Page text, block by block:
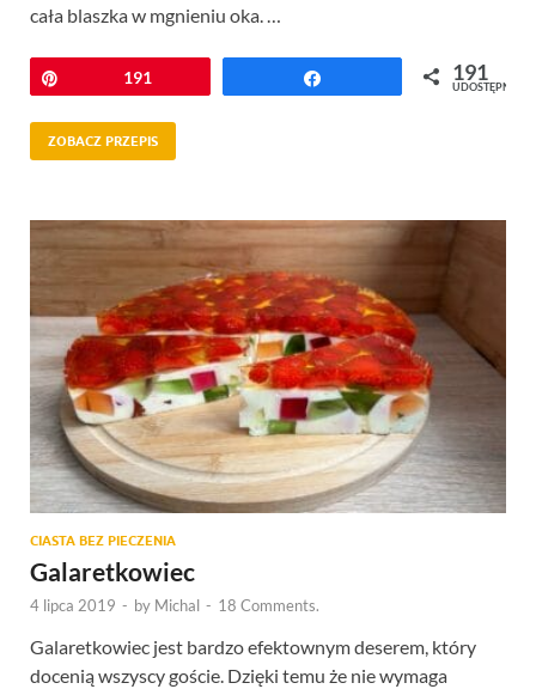
cała blaszka w mgnieniu oka. …
Przypnij191 191
UDOSTĘPNIEŃ
ZOBACZ PRZEPIS
CIASTA BEZ PIECZENIA
Galaretkowiec
4 lipca 2019 - by Michal - 18 Comments.
Galaretkowiec jest bardzo efektownym deserem, który
docenią wszyscy goście. Dzięki temu że nie wymaga